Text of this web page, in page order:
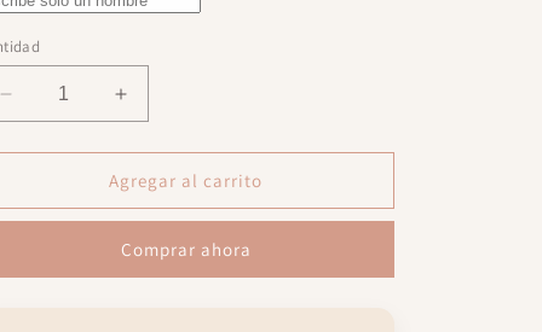
Reducir
cantidad
para
Romantic
Aumentar
cantidad
para
Manta
Romantic
Agregar al carrito
Comprar ahora